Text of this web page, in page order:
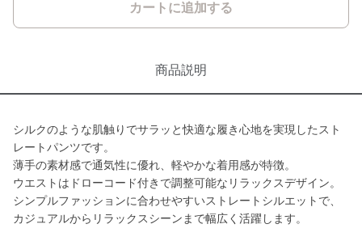
カートに追加する
商品説明
シルクのような肌触りでサラッと快適な履き心地を実現したスト
レートパンツです。
薄手の素材感で通気性に優れ、軽やかな着用感が特徴。
ウエストはドローコード付きで調整可能なリラックスデザイン。
シンプルファッションに合わせやすいストレートシルエットで、
カジュアルからリラックスシーンまで幅広く活躍します。